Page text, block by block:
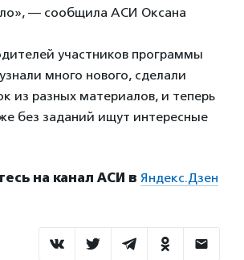
— сообщила АСИ Оксана
участников программы
много нового, сделали
из разных материалов, и теперь
без заданий ищут интересные
на канал АСИ в Яндекс.Дзен